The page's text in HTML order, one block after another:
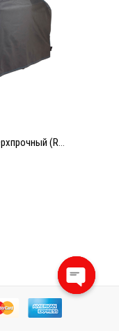
Чехол для гриля сверхпрочный (Regal 490, Sovereign XL) BK
Open